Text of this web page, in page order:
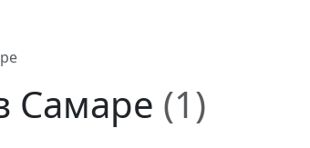
Самаре (1)